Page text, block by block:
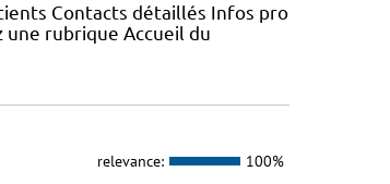
Contacts détaillés Infos pro
une rubrique Accueil du
relevance: 100%